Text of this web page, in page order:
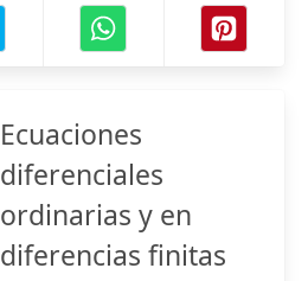
Ecuaciones
diferenciales
ordinarias y en
diferencias finitas